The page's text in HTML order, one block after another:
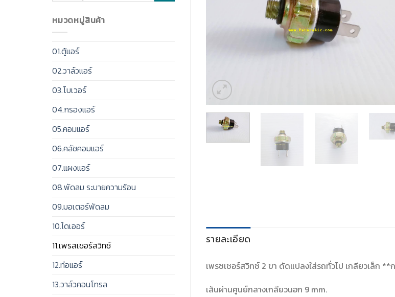
หมวดหมู่สินค้า
01.ตู้แอร์
02.วาล์วแอร์
03.โบเวอร์
04.กรองแอร์
05.คอมแอร์
06.คลัชคอมแอร์
07.แผงแอร์
08.พัดลม ระบายความร้อน
09.มอเตอร์พัดลม
10.ไดเออร์
11.เพรสเชอร์สวิทช์
12.ท่อแอร์
13.วาล์วคอนโทรล
รายละเอียด
เพรชเชอร์สวิทช์ 2 ขา ดัดแปลงใส่รถทั่วไป เกลียวเล็ก
เส้นผ่านศูนย์กลางเกลียวนอก 9 mm.